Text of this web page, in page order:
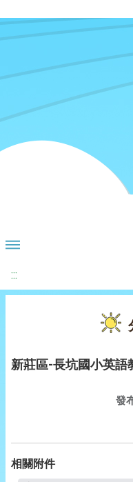
:::
新莊區-長坑國小英語
發
相關附件